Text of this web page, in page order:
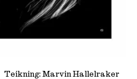
Teikning: Marvin Hallelraker